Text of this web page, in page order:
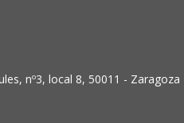
nº3, local 8, 50011 - Zaragoza